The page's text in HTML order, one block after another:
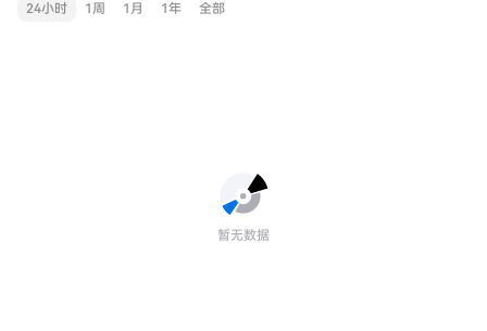
24小时
1周 1月 1年 全部
暂无数据